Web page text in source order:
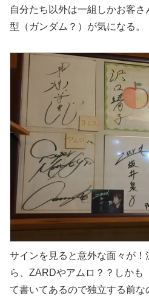
自分たち以外は一組しかお客
型（ガンダム？）が気になる。
サインを見ると意外な面々が
ら、ZARDやアムロ？？しかも
て書いてあるので独立する前な